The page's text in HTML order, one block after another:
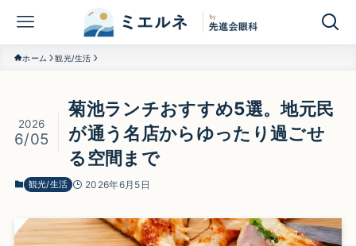
ホーム 観光/生活
菊池ランチおすすめ5選。地元民
が通う名店からゆったり過ごせ
る空間まで
2026
6/05
観光/生活 2026年6月5日